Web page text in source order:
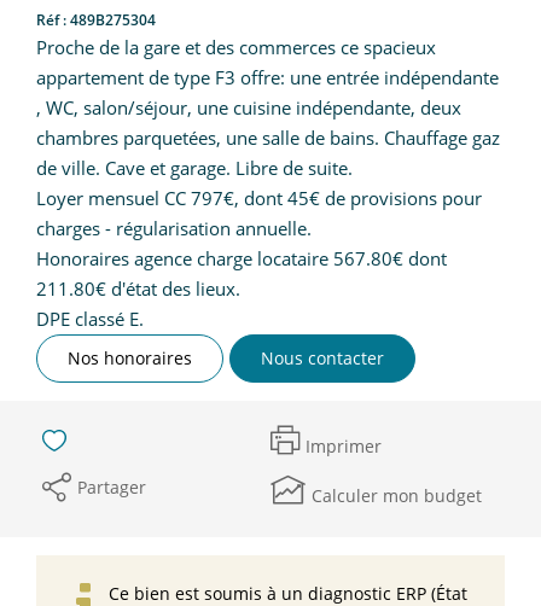
Réf : 489B275304
Proche de la gare et des commerces ce spacieux
appartement de type F3 offre: une entrée indépendante
, WC, salon/séjour, une cuisine indépendante, deux
chambres parquetées, une salle de bains. Chauffage gaz
de ville. Cave et garage. Libre de suite.
Loyer mensuel CC 797€, dont 45€ de provisions pour
charges - régularisation annuelle.
Honoraires agence charge locataire 567.80€ dont
211.80€ d'état des lieux.
DPE classé E.
Nos honoraires Nous contacter
Imprimer
Partager
Calculer mon budget
Ce bien est soumis à un diagnostic ERP (État